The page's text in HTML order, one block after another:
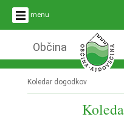
menu
Občina
Koledar dogodkov